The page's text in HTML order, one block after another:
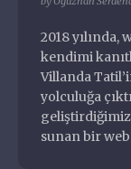
2018 yılında,
kendimi
Villanda
yolculuğa
sunan bir